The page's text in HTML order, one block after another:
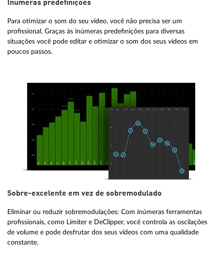
Inúmeras predefinições
Para otimizar o som do seu vídeo, você não precisa ser um
profissional. Graças às inúmeras predefinições para diversas
situações você pode editar e otimizar o som dos seus vídeos em
poucos passos.
Sobre-excelente em vez de sobremodulado
Eliminar ou reduzir sobremodulações: Com inúmeras ferramentas
profissionais, como Limiter e DeClipper, você controla as oscilações
de volume e pode desfrutar dos seus vídeos com uma qualidade
constante.